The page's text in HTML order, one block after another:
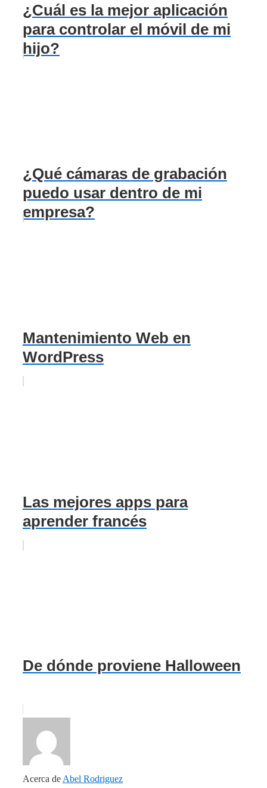
¿Cuál es la mejor aplicación
para controlar el móvil de mi
hijo?
¿Qué cámaras de grabación
puedo usar dentro de mi
empresa?
Mantenimiento Web en
WordPress
Las mejores apps para
aprender francés
De dónde proviene Halloween
Acerca de Abel Rodriguez